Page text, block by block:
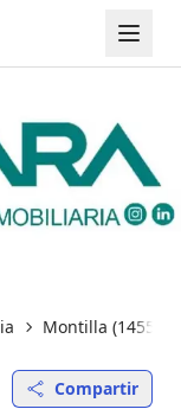
Montilla (14550)
Compartir